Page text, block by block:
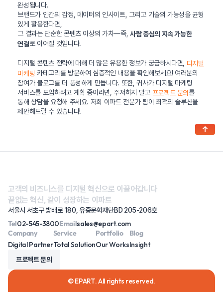
완성됩니다.
브랜드가 인간의 감정, 데이터의 인사이트, 그리고 기술의 가능성을 균형
있게 활용한다면,
그 결과는 단순한 콘텐츠 이상의 가치—즉, 사람 중심의 지속 가능한
연결로 이어질 것입니다.
디지털 콘텐츠 전략에 대해 더 많은 유용한 정보가 궁금하시다면, 디지털
마케팅 카테고리를 방문하여 심층적인 내용을 확인해보세요! 여러분의
참여가 블로그를 더 풍성하게 만듭니다. 또한, 귀사가 디지털 마케팅
서비스를 도입하려고 계획 중이라면, 주저하지 말고 프로젝트 문의를
통해 상담을 요청해 주세요. 저희 이파트 전문가 팀이 최적의 솔루션을
제안해드릴 수 있습니다!
고객의 비즈니스를 디지털 혁신으로 이끌어갑니다
끝없는 혁신, 같이 성장하는 이파트
서울시 서초구 방배로 180, 유중문화재단BD 205-206호
Tel02-545-3800Emailsales@epart.com
Company
Digital Partner
Service
Total Solution
Portfolio
Our Works
Blog
Insight
프로젝트 문의
© EPART. All rights reserved.
↑